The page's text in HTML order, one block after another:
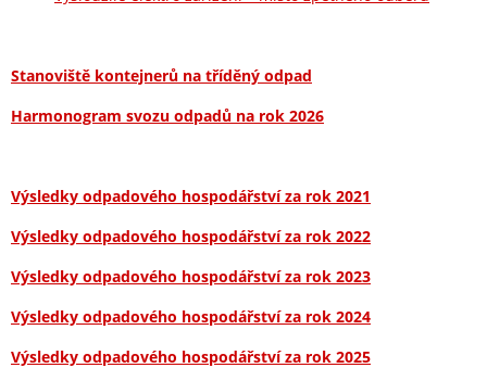
Stanoviště kontejnerů na tříděný odpad
Harmonogram svozu odpadů na rok 2026
Výsledky odpadového hospodářství za rok 2021
Výsledky odpadového hospodářství za rok 2022
Výsledky odpadového hospodářství za rok 2023
Výsledky odpadového hospodářství za rok 2024
Výsledky odpadového hospodářství za rok 2025